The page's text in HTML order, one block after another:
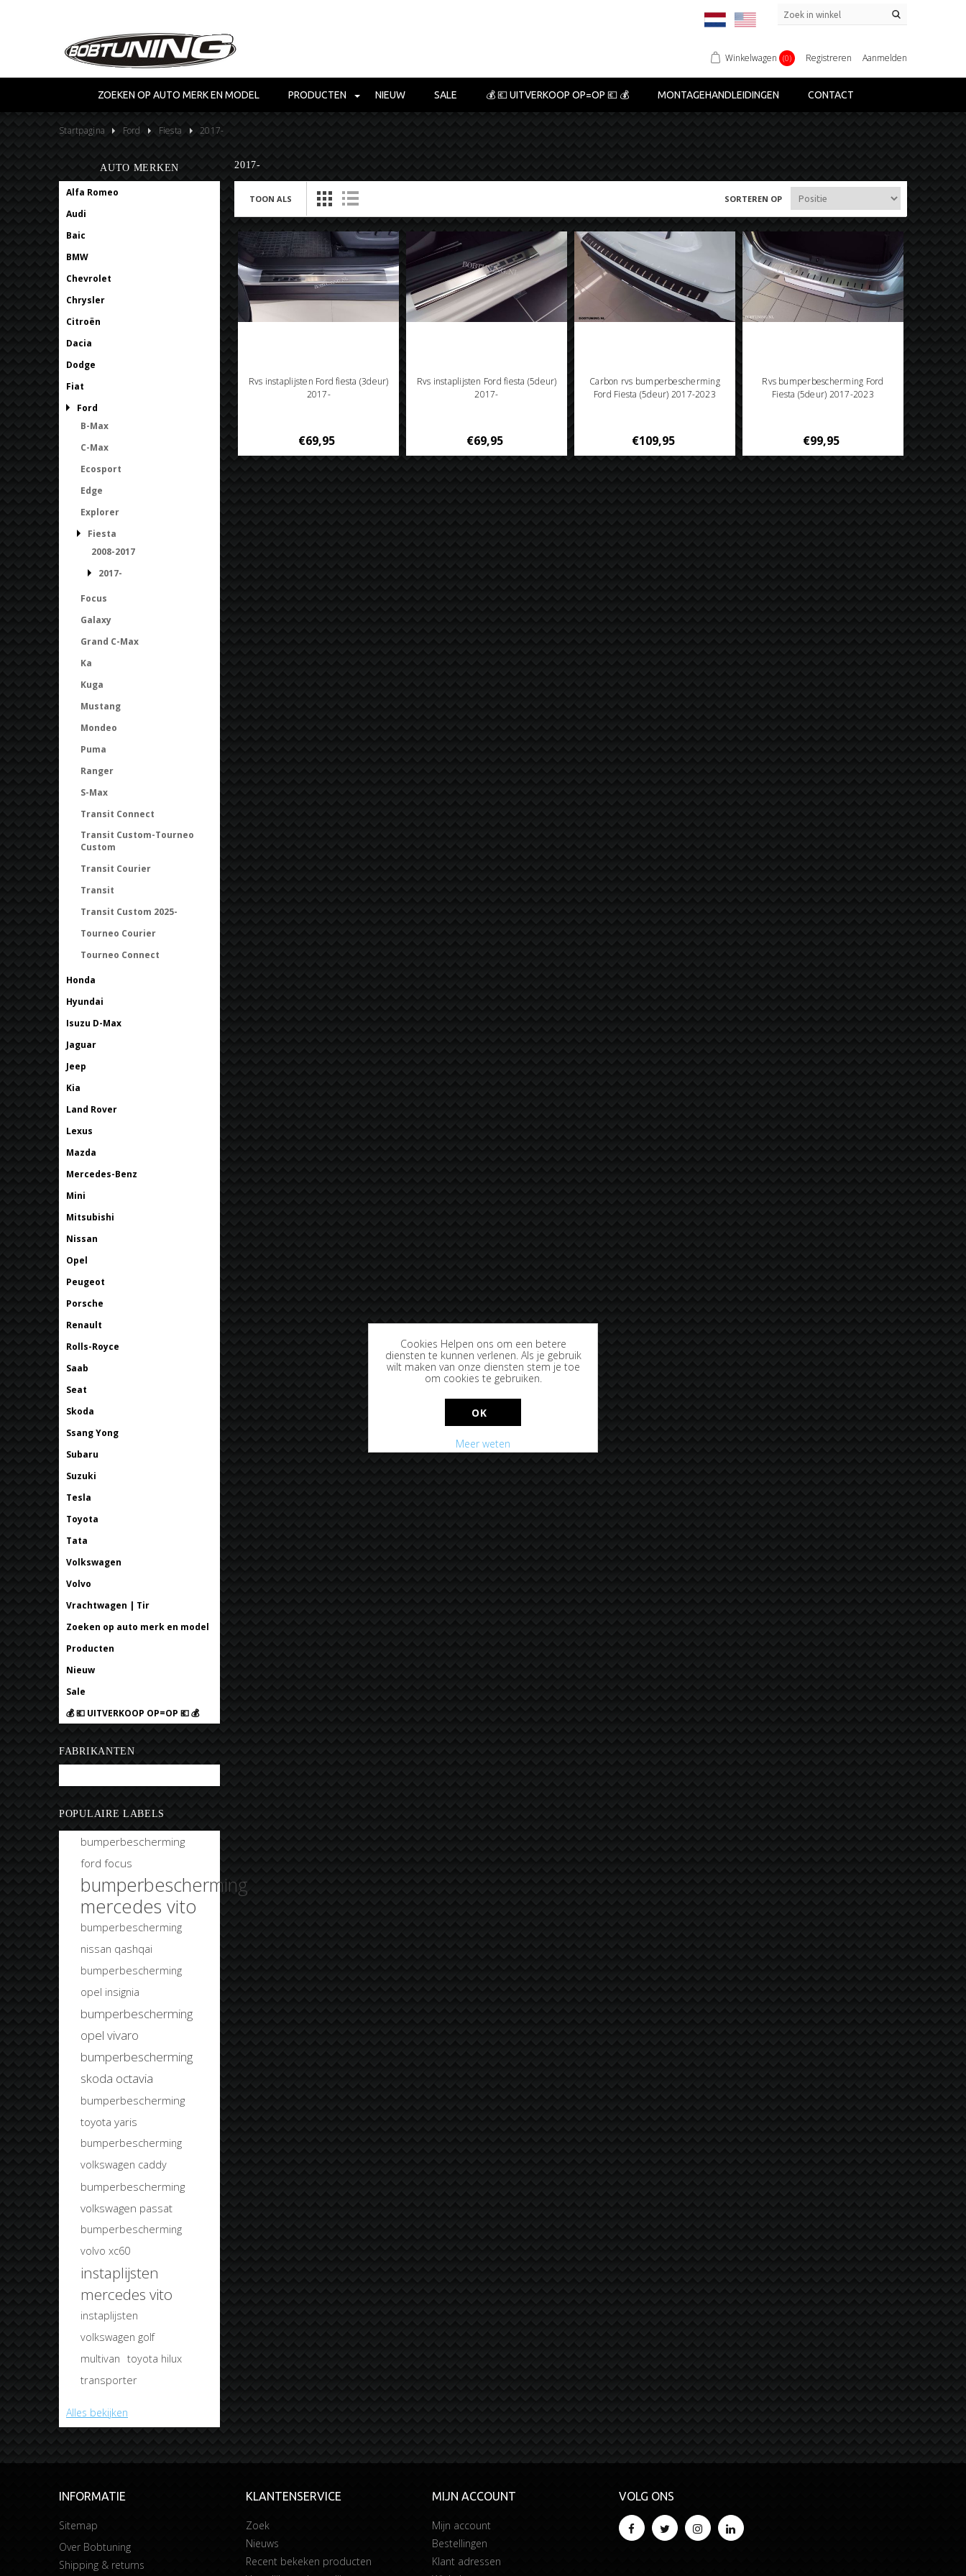
Winkelwagen (0) Registreren Aanmelden
ZOEKEN OP AUTO MERK EN MODEL PRODUCTEN NIEUW SALE 💰 💶 UITVERKOOP OP=OP 💶 💰 MONTAGEHANDLEIDINGEN CONTACT
Startpagina Ford Fiesta 2017-
AUTO MERKEN
Alfa Romeo
Audi
Baic
BMW
Chevrolet
Chrysler
Citroën
Dacia
Dodge
Fiat
Ford
B-Max
C-Max
Ecosport
Edge
Explorer
Fiesta
2008-2017
2017-
Focus
Galaxy
Grand C-Max
Ka
Kuga
Mustang
Mondeo
Puma
Ranger
S-Max
Transit Connect
Transit Custom-Tourneo
Custom
Transit Courier
Transit
Transit Custom 2025-
Tourneo Courier
Tourneo Connect
Honda
Hyundai
Isuzu D-Max
Jaguar
Jeep
Kia
Land Rover
Lexus
Mazda
Mercedes-Benz
Mini
Mitsubishi
Nissan
Opel
Peugeot
Porsche
Renault
Rolls-Royce
Saab
Seat
Skoda
Ssang Yong
Subaru
Suzuki
Tesla
Toyota
Tata
Volkswagen
Volvo
Vrachtwagen | Tir
Zoeken op auto merk en model
Producten
Nieuw
Sale
💰 💶 UITVERKOOP OP=OP 💶 💰
FABRIKANTEN
POPULAIRE LABELS
bumperbescherming
ford focus
bumperbescherming
mercedes vito
bumperbescherming
nissan qashqai
bumperbescherming
opel insignia
bumperbescherming
opel vivaro
bumperbescherming
skoda octavia
bumperbescherming
toyota yaris
bumperbescherming
volkswagen caddy
bumperbescherming
volkswagen passat
bumperbescherming
volvo xc60
instaplijsten
mercedes vito
instaplijsten
volkswagen golf
multivan toyota hilux
transporter
Alles bekijken
2017-
TOON ALS SORTEREN OP
Rvs instaplijsten Ford fiesta (3deur)
2017-
€69,95
Rvs instaplijsten Ford fiesta (5deur)
2017-
€69,95
Carbon rvs bumperbescherming
Ford Fiesta (5deur) 2017-2023
€109,95
Rvs bumperbescherming Ford
Fiesta (5deur) 2017-2023
€99,95
INFORMATIE
Sitemap
Over Bobtuning
Shipping & returns
KLANTENSERVICE
Zoek
Nieuws
Recent bekeken producten
MIJN ACCOUNT
Mijn account
Bestellingen
Klant adressen
VOLG ONS
Cookies Helpen ons om een betere
diensten te kunnen verlenen. Als je gebruik
wilt maken van onze diensten stem je toe
om cookies te gebruiken.
OK
Meer weten